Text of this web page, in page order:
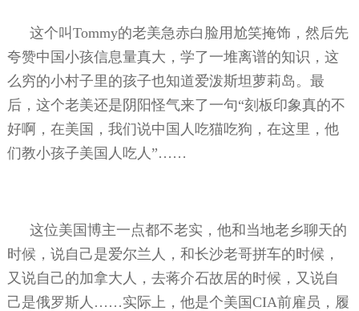
这个叫 Tommy的老美急赤白脸用尬笑掩饰，然后先
夸赞中国小孩信息量真大，学了一堆离谱的知识，这
么穷的小村子里的孩子也知道爱泼斯坦萝莉岛。最
后，这个老美还是阴阳怪气来了一句“刻板印象真的不
好啊，在美国，我们说中国人吃猫吃狗，在这里，他
们教小孩子美国人吃人”……
这位美国博主一点都不老实，他和当地老乡聊天的
时候，说自己是爱尔兰人，和长沙老哥拼车的时候，
又说自己的加拿大人，去蒋介石故居的时候，又说自
己是俄罗斯人……实际上，他是个美国CIA前雇员，履